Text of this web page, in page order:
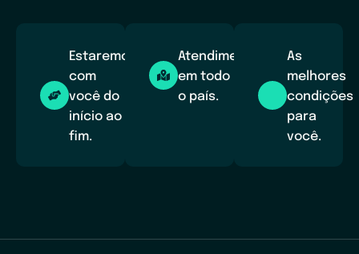
Estaremos
com
você do
início ao
fim.
Atendimento
em todo
o país.
As
melhores
condições
para
você.